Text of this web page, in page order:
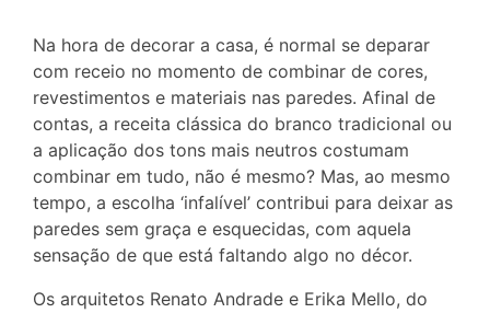
Na hora de decorar a casa, é normal se deparar
com receio no momento de combinar de cores,
revestimentos e materiais nas paredes. Afinal de
contas, a receita clássica do branco tradicional ou
a aplicação dos tons mais neutros costumam
combinar em tudo, não é mesmo? Mas, ao mesmo
tempo, a escolha ‘infalível’ contribui para deixar as
paredes sem graça e esquecidas, com aquela
sensação de que está faltando algo no décor.
Os arquitetos Renato Andrade e Erika Mello, do